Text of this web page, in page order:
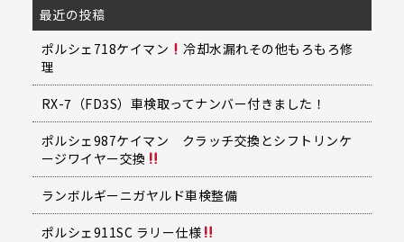
最近の投稿
ポルシェ718ケイマン
冷却水漏れその他もろもろ修
理
RX-7（FD3S）車検取ってナンバー付きました！
ポルシェ987ケイマン クラッチ交換とシフトリンケ
ージワイヤー交換
ランボルギーニガヤルド車検整備
ポルシェ911SC ラリー仕様